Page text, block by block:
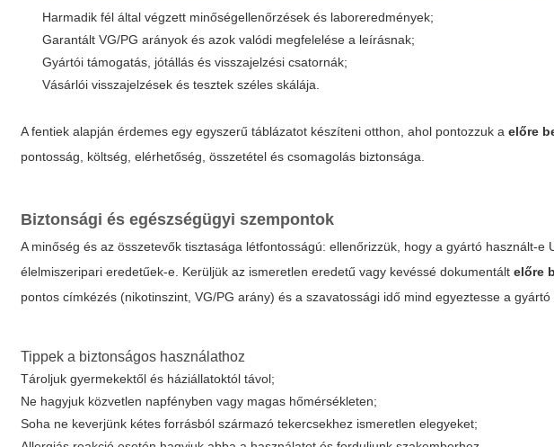
Harmadik fél által végzett minőségellenőrzések és laboreredmények;
Garantált VG/PG arányok és azok valódi megfelelése a leírásnak;
Gyártói támogatás, jótállás és visszajelzési csatornák;
Vásárlói visszajelzések és tesztek széles skálája.
A fentiek alapján érdemes egy egyszerű táblázatot készíteni otthon, ahol pontozzuk aelőre
pontosság, költség, elérhetőség, összetétel és csomagolás biztonsága.
Biztonsági és egészségügyi szempontok
A minőség és az összetevők tisztasága létfontosságú: ellenőrizzük, hogy a gyártó használt-
élelmiszeripari eredetűek-e. Kerüljük az ismeretlen eredetű vagy kevéssé dokumentáltelőre
pontos címkézés (nikotinszint, VG/PG arány) és a szavatossági idő mind egyeztesse a gyártó
Tippek a biztonságos használathoz
Tároljuk gyermekektől és háziállatoktól távol;
Ne hagyjuk közvetlen napfényben vagy magas hőmérsékleten;
Soha ne keverjünk kétes forrásból származó tekercsekhez ismeretlen elegyeket;